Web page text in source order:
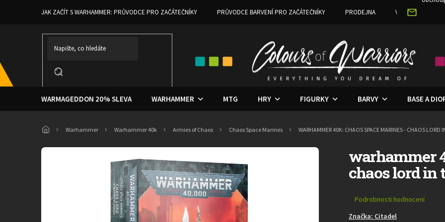
JAK ZAČÍT S WARHAMMER: PRŮVODCE PRO ZAČÁTEČNÍKY
PRŮVODCE BARVENÍ PRO ZAČÁTEČNÍKY PRODEJNA VĚRNOSTNÍ
WARMAGEDDON 20% SLEVA WARHAMMER MTG HRY FIGURKY BARVY BASE A
Warhammer Warhammer 40k Armies of Chaos Chaos Space Marines WARHAMMER 40K: CHAOS SPACE MARINES - CHAOS LORD
warhammer
chaos lord in
Průměrné
produktu
Podrobnosti hodnocení
Značka: Citadel